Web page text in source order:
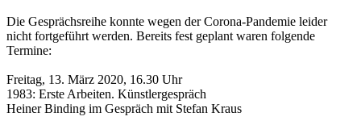
Die Gesprächsreihe konnte wegen der Corona-Pandemie leider
nicht fortgeführt werden. Bereits fest geplant waren folgende
Termine:
Freitag, 13. März 2020, 16.30 Uhr
1983: Erste Arbeiten. Künstlergespräch
Heiner Binding im Gespräch mit Stefan Kraus